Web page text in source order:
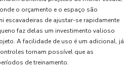
o orçamento e o espaço são
escavadeiras de ajustar-se rapidamente
faz delas um investimento valioso
A facilidade de uso é um adicional, já
tornam possível que as
de treinamento.